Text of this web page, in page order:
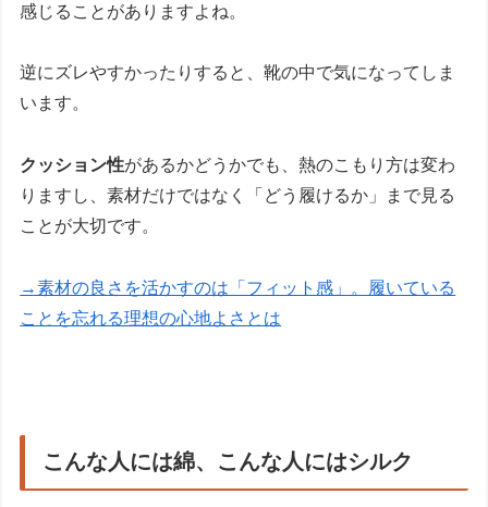
感じることがありますよね。
逆にズレやすかったりすると、靴の中で気になってしま
います。
クッション性があるかどうかでも、熱のこもり方は変わ
りますし、素材だけではなく「どう履けるか」まで見る
ことが大切です。
→素材の良さを活かすのは「フィット感」。履いている
ことを忘れる理想の心地よさとは
こんな人には綿、こんな人にはシルク